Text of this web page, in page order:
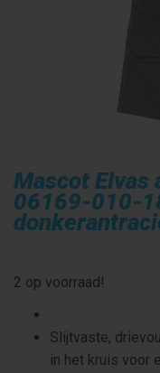
Mascot Elvas
06169-010-
2 op voorraad!
Slijtvaste,
in het kruis voor